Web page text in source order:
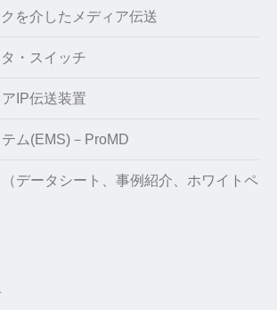
クを介したメディア伝送
・スイッチ
IP伝送装置
ム(EMS)－ProMD
データシート、事例紹介、ホワイトペ